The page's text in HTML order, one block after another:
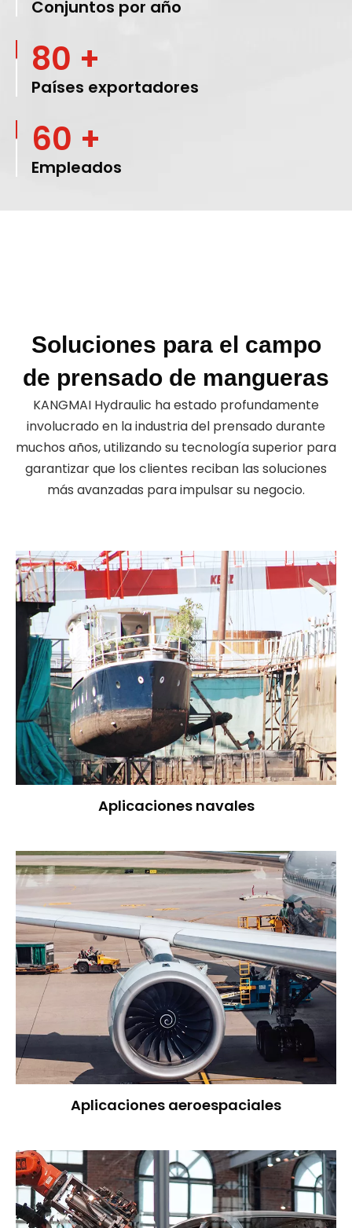
Conjuntos por año
80 +
Países exportadores
60 +
Empleados
Soluciones para el campo
de prensado de mangueras
KANGMAI Hydraulic ha estado profundamente
involucrado en la industria del prensado durante
muchos años, utilizando su tecnología superior para
garantizar que los clientes reciban las soluciones
más avanzadas para impulsar su negocio.
Aplicaciones navales
Aplicaciones aeroespaciales